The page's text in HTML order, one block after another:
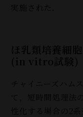
実施された．
ほ乳類培養細
(in vitro試験)
チャイニーズハ
て，短時間処理法
性化する場合の2